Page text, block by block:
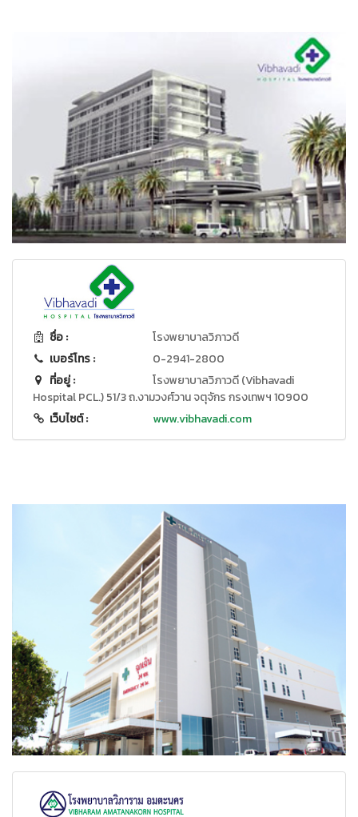
ชื่อ :
โรงพยาบาลวิภาวดี
เบอร์โทร :
0-2941-2800
ที่อยู่ :
โรงพยาบาลวิภาวดี (Vibhavadi
Hospital PCL.) 51/3 ถ.งามวงศ์วาน จตุจักร กรงเทพฯ 10900
เว็บไซต์ :
www.vibhavadi.com